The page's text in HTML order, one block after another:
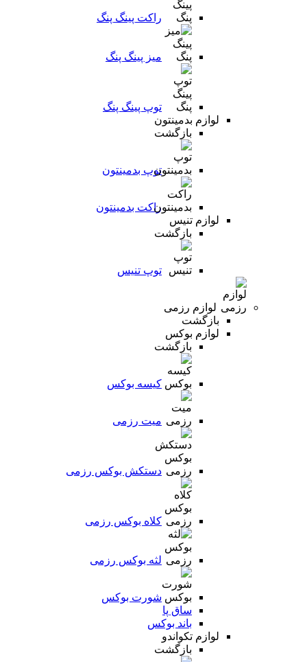
راکت پینگ پنگ
میز پینگ پنگ
توپ پینگ پنگ
لوازم بدمینتون
بازگشت
توپ بدمینتون
راکت بدمینتون
لوازم تنیس
بازگشت
توپ تنیس
لوازم رزمی
بازگشت
لوازم بوکس
بازگشت
کیسه بوکس
میت رزمی
دستکش بوکس رزمی
کلاه بوکس رزمی
لثه بوکس رزمی
شورت بوکس
ساق پا
باند بوکس
لوازم تکواندو
بازگشت